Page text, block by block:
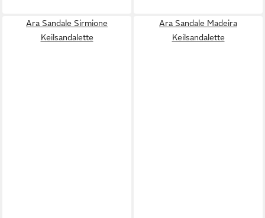
Ara Sandale Sirmione
Keilsandalette
Ara Sandale Madeira
Keilsandalette